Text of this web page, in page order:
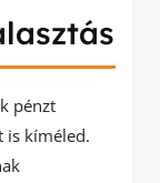
pénzt
is kíméled.